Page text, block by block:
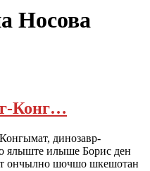
Носова
Конг…
динозавр-
илыше Борис ден
ончылно шочшо шкешотан